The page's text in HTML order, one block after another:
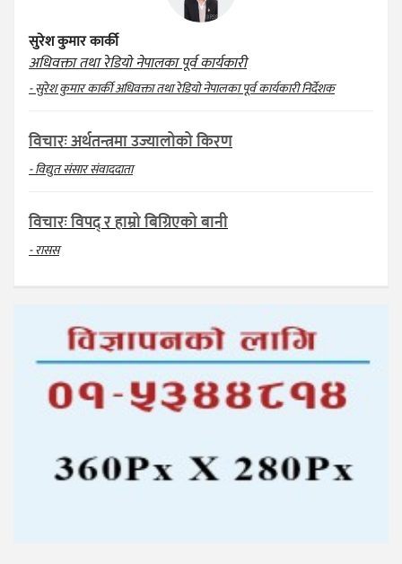
सुरेश कुमार कार्की
अधिवक्ता तथा रेडियो नेपालका पूर्व कार्यकारी
- सुरेश कुमार कार्की अधिवक्ता तथा रेडियो नेपालका पूर्व कार्यकारी निर्देशक
विचारः अर्थतन्त्रमा उज्यालोको किरण
- विद्युत संसार संवाददाता
विचारः विपद् र हाम्रो बिग्रिएको बानी
- रासस